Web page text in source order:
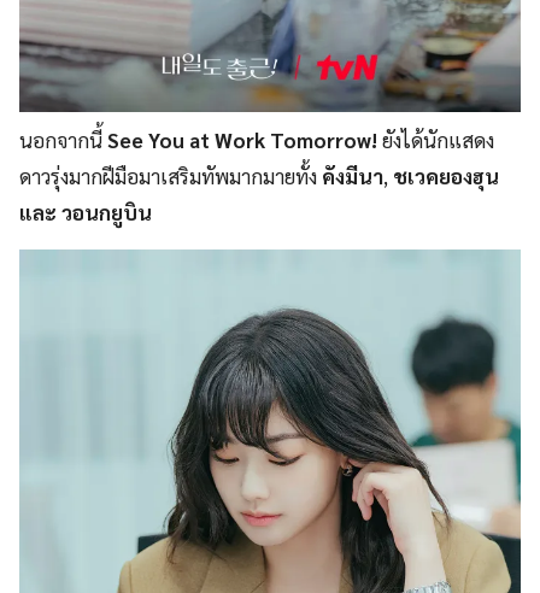
นอกจากนี้See You at Work Tomorrow! ยังได้นักแสดง
ดาวรุ่งมากฝีมือมาเสริมทัพมากมายทั้ง คังมีนา, ชเวคยองฮุน
และ วอนกยูบิน